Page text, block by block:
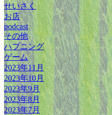
せいさく
お店
podcast
その他
ハプニング
ゲーム
2023年11月
2023年10月
2023年9月
2023年8月
2023年7月